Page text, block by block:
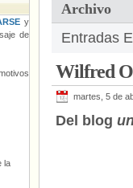
Archivo
Entradas
Wilfred
martes, 5 de
Del blog
y
de
la